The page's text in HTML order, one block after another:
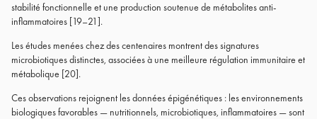
stabilité fonctionnelle et une production soutenue de métabolites anti-
inflammatoires [19–21].
Les études menées chez des centenaires montrent des signatures
microbiotiques distinctes, associées à une meilleure régulation immunitaire et
métabolique [20].
Ces observations rejoignent les données épigénétiques : les environnements
biologiques favorables — nutritionnels, microbiotiques, inflammatoires — sont